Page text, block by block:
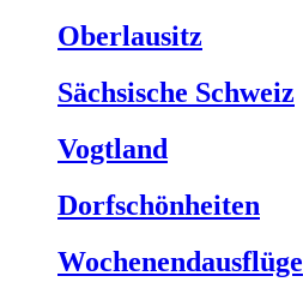
Oberlausitz
Sächsische Schweiz
Vogtland
Dorfschönheiten
Wochenendausflüge